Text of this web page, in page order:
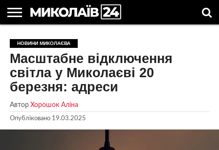
НОВИНИ
НОВИНИ
МИКОЛАЄВА
МИКОЛАЇВСЬКА
ОБЛАСТЬ
НОВИНИ
СПОРТУ
УКРАЇНА
ТА СВІТ
НОВИНИ
КОМПАНІЙ
АСТРОЛОГІЯ
СВЯТА
В
УКРАЇНІ
КОРИСНІ
СТАТТІ
НОВИНИ МИКОЛАЄВА
Масштабне відключення
світла у Миколаєві 20
березня: адреси
Автор Хорошок Аліна
Опубліковано 19.03.2025